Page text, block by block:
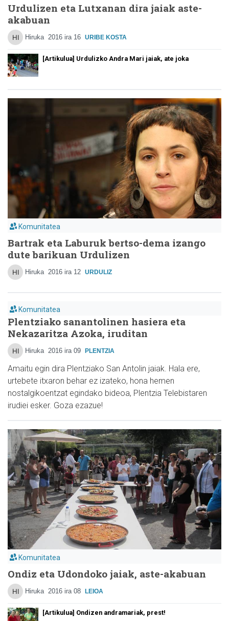
Urdulizen eta Lutxanan dira jaiak aste-
akabuan
Hiruka 2016 ira 16 URIBE KOSTA
[Artikulua] Urdulizko Andra Mari jaiak, ate joka
Komunitatea
Bartrak eta Laburuk bertso-dema izango
dute barikuan Urdulizen
Hiruka 2016 ira 12 URDULIZ
Komunitatea
Plentziako sanantolinen hasiera eta
Nekazaritza Azoka, iruditan
Hiruka 2016 ira 09 PLENTZIA
Amaitu egin dira Plentziako San Antolin jaiak. Hala ere,
urtebete itxaron behar ez izateko, hona hemen
nostalgikoentzat egindako bideoa, Plentzia Telebistaren
irudiei esker. Goza ezazue!
Komunitatea
Ondiz eta Udondoko jaiak, aste-akabuan
Hiruka 2016 ira 08 LEIOA
[Artikulua] Ondizen andramariak, prest!